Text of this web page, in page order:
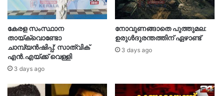
കേരള സംസ്ഥാന
തായ്‌ക്വൊണ്ടോ
ചാമ്പ്യൻഷിപ്പ്: സാത്വിക്
എൻ.എയ്ക്ക് വെള്ളി
3 days ago
നോവുണങ്ങാതെ പുത്തുമല:
ഉരുൾദുരന്തത്തിന് ഏഴാണ്ട്
3 days ago